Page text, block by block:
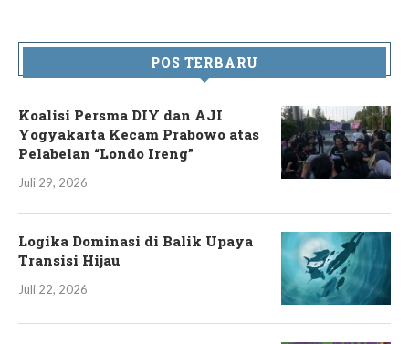
POS TERBARU
Koalisi Persma DIY dan AJI
Yogyakarta Kecam Prabowo atas
Pelabelan “Londo Ireng”
Juli 29, 2026
Logika Dominasi di Balik Upaya
Transisi Hijau
Juli 22, 2026